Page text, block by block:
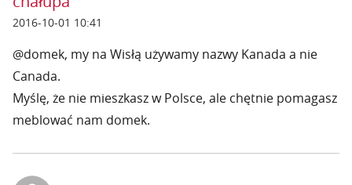
2016-10-01 10:41
@domek, my na Wisłą używamy nazwy Kanada a nie
Canada.
Myślę, że nie mieszkasz w Polsce, ale chętnie pomagasz
meblować nam domek.